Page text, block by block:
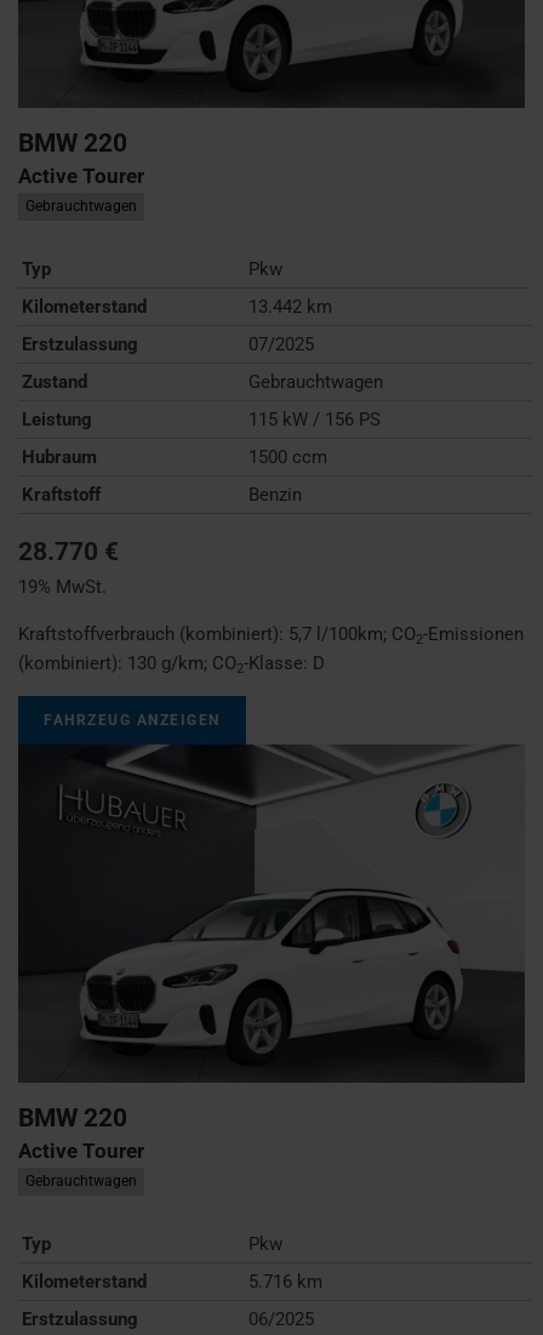
BMW 220
Active Tourer
Gebrauchtwagen
Typ
Pkw
Kilometerstand
13.442 km
Erstzulassung
07/2025
Zustand
Gebrauchtwagen
Leistung
115 kW / 156 PS
Hubraum
1500 ccm
Kraftstoff
Benzin
28.770 €
19% MwSt.
Kraftstoffverbrauch (kombiniert): 5,7 l/100km; CO2-Emissionen
(kombiniert): 130 g/km; CO2-Klasse: D
FAHRZEUG ANZEIGEN
BMW 220
Active Tourer
Gebrauchtwagen
Typ
Pkw
Kilometerstand
5.716 km
Erstzulassung
06/2025